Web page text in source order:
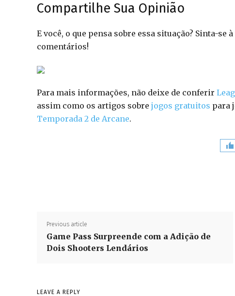
Compartilhe Sua Opinião
E você, o que pensa sobre essa situação? Sinta-
comentários!
Para mais informações, não deixe de conferir
assim como os artigos sobre jogos gratuitos para
Temporada 2 de Arcane.
Previous article
Game Pass Surpreende com a Adição de
Dois Shooters Lendários
LEAVE A REPLY